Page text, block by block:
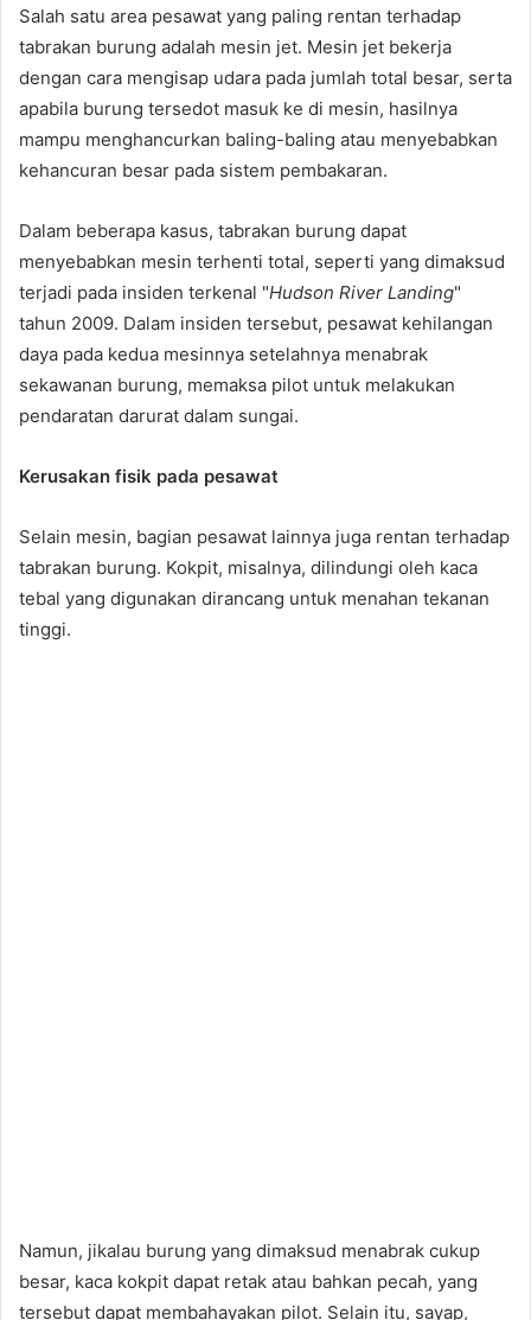
Salah satu area pesawat yang paling rentan terhadap
tabrakan burung adalah mesin jet. Mesin jet bekerja
dengan cara mengisap udara pada jumlah total besar, serta
apabila burung tersedot masuk ke di mesin, hasilnya
mampu menghancurkan baling-baling atau menyebabkan
kehancuran besar pada sistem pembakaran.
Dalam beberapa kasus, tabrakan burung dapat
menyebabkan mesin terhenti total, seperti yang dimaksud
terjadi pada insiden terkenal "Hudson River Landing"
tahun 2009. Dalam insiden tersebut, pesawat kehilangan
daya pada kedua mesinnya setelahnya menabrak
sekawanan burung, memaksa pilot untuk melakukan
pendaratan darurat dalam sungai.
Kerusakan fisik pada pesawat
Selain mesin, bagian pesawat lainnya juga rentan terhadap
tabrakan burung. Kokpit, misalnya, dilindungi oleh kaca
tebal yang digunakan dirancang untuk menahan tekanan
tinggi.
Namun, jikalau burung yang dimaksud menabrak cukup
besar, kaca kokpit dapat retak atau bahkan pecah, yang
tersebut dapat membahayakan pilot. Selain itu, sayap,